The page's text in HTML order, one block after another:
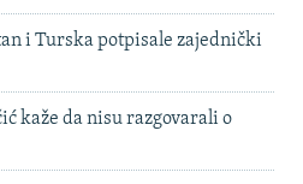
i Turska potpisale zajednički
kaže da nisu razgovarali o